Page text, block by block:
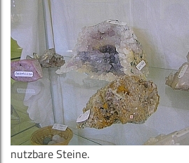
nutzbare Steine.